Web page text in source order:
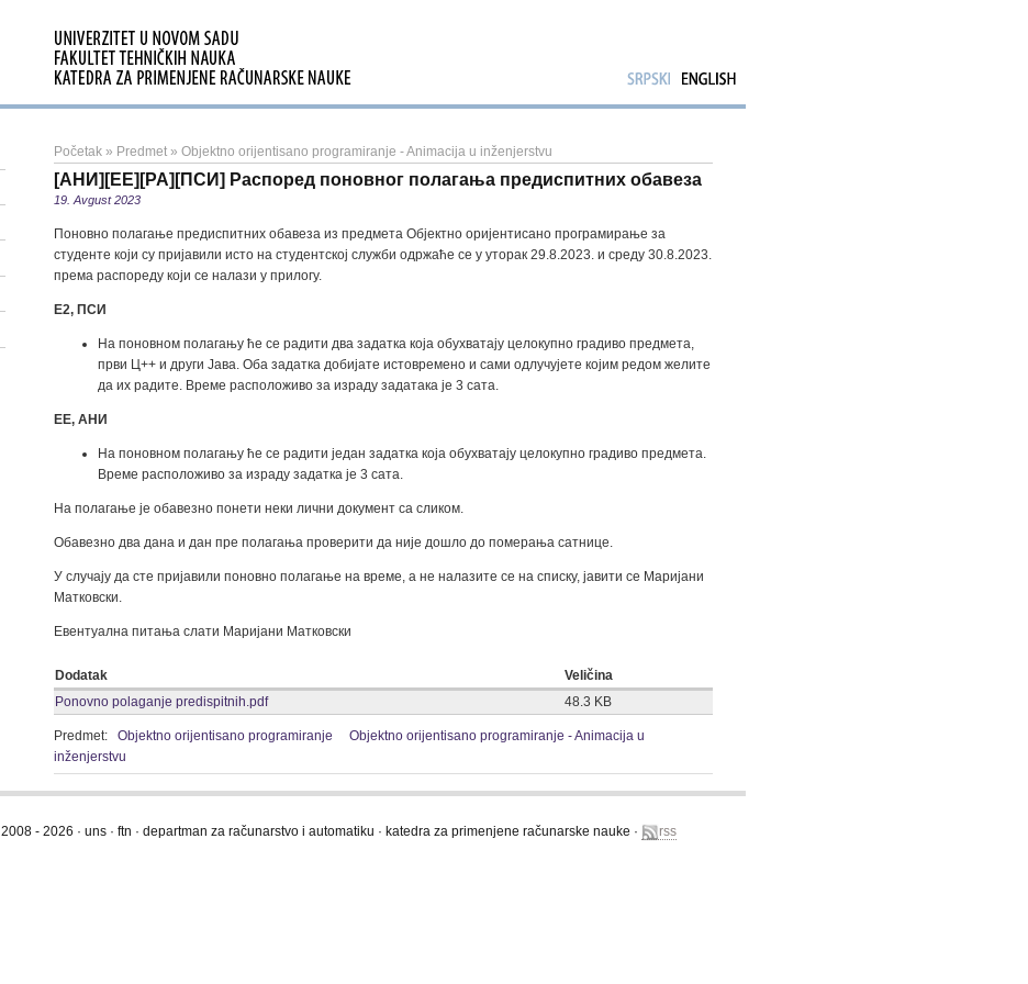
Početak » Predmet » Objektno orijentisano programiranje - Animacija u inženjerstvu
[АНИ][ЕЕ][РА][ПСИ] Распоред поновног полагања предиспитних обавеза
19. Avgust 2023
Поновно полагање предиспитних обавеза из предмета Објектно оријентисано програмирање за
студенте који су пријавили исто на студентској служби одржаће се у уторак 29.8.2023. и среду 30.8.2023.
према распореду који се налази у прилогу.
Е2, ПСИ
На поновном полагању ће се радити два задатка која обухватају целокупно градиво предмета,
први Ц++ и други Јава. Оба задатка добијате истовремено и сами одлучујете којим редом желите
да их радите. Време расположиво за израду задатака је 3 сата.
ЕЕ, АНИ
На поновном полагању ће се радити један задатка која обухватају целокупно градиво предмета.
Време расположиво за израду задатка је 3 сата.
На полагање је обавезно понети неки лични документ са сликом.
Обавезно два дана и дан пре полагања проверити да није дошло до померања сатнице.
У случају да сте пријавили поновно полагање на време, а не налазите се на списку, јавити се Маријани
Матковски.
Евентуална питања слати Маријани Матковски
Dodatak
Veličina
Ponovno polaganje predispitnih.pdf
48.3 KB
Predmet: Objektno orijentisano programiranje
Objektno orijentisano programiranje - Animacija u
inženjerstvu
2008 - 2026 · uns · ftn · departman za računarstvo i automatiku · katedra za primenjene računarske nauke · rss